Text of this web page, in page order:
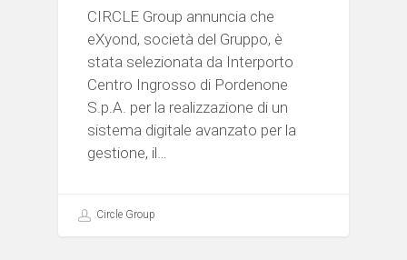
CIRCLE Group annuncia che
eXyond, società del Gruppo, è
stata selezionata da Interporto
Centro Ingrosso di Pordenone
S.p.A. per la realizzazione di un
sistema digitale avanzato per la
gestione, il…
Circle Group